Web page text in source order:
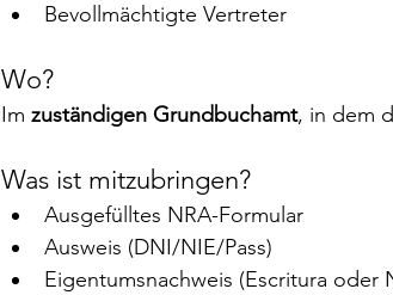
Bevollmächtigte Vertreter
Wo?
Im zuständigen Grundbuchamt, in dem
Was ist mitzubringen?
Ausgefülltes NRA-Formular
Ausweis (DNI/NIE/Pass)
Eigentumsnachweis (Escritura oder